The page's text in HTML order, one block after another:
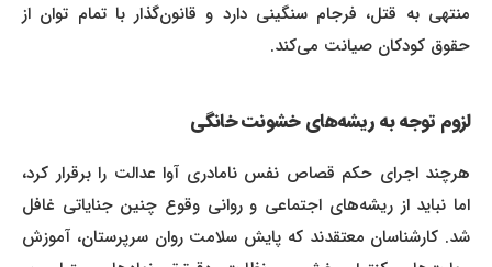
منتهی به قتل، فرجام سنگینی دارد و قانون‌گذار با تمام توان از
حقوق کودکان صیانت می‌کند.
لزوم توجه به ریشه‌های خشونت خانگی
هرچند اجرای حکم قصاص نفس نامادری آوا عدالت را برقرار کرد،
اما نباید از ریشه‌های اجتماعی و روانی وقوع چنین جنایاتی غافل
شد. کارشناسان معتقدند که پایش سلامت روان سرپرستان، آموزش